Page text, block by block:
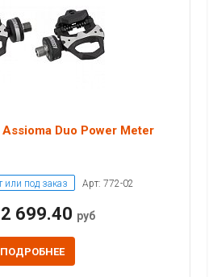
Duo Power Meter
или под заказ Арт: 772-02
2 699.40 руб
ПОДРОБНЕЕ